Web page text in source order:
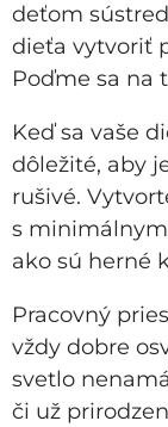
deťom
dieťa vytvoriť
Poďme sa na
Keď sa vaše
dôležité, aby
rušivé.
s
ako sú herné
Pracovný
vždy dobre
svetlo
či už